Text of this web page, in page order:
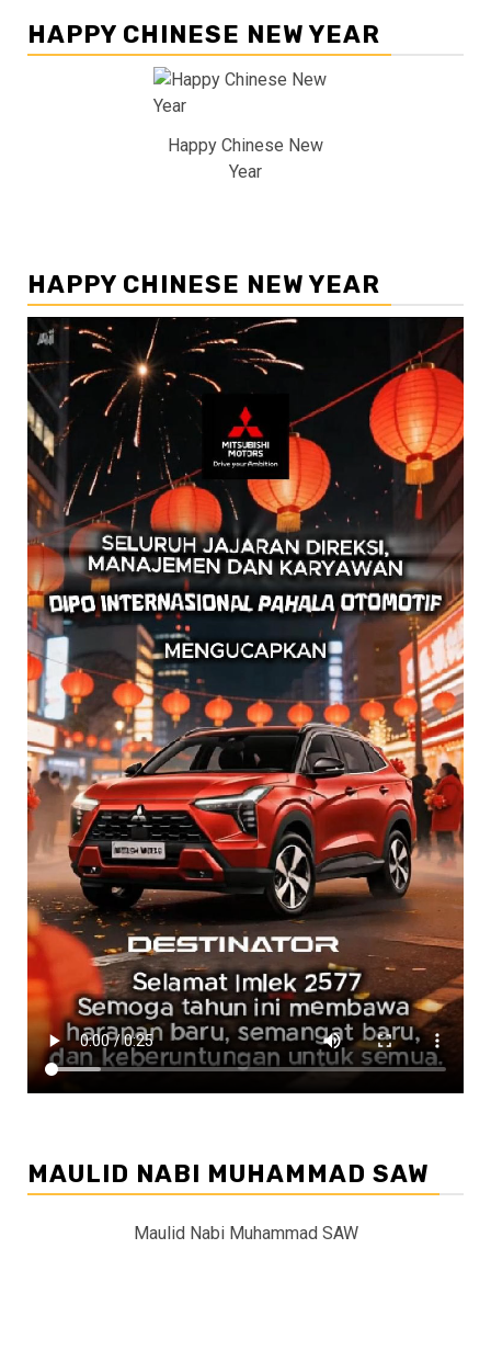
HAPPY CHINESE NEW YEAR
Happy Chinese New
Year
HAPPY CHINESE NEW YEAR
MAULID NABI MUHAMMAD SAW
Maulid Nabi Muhammad SAW